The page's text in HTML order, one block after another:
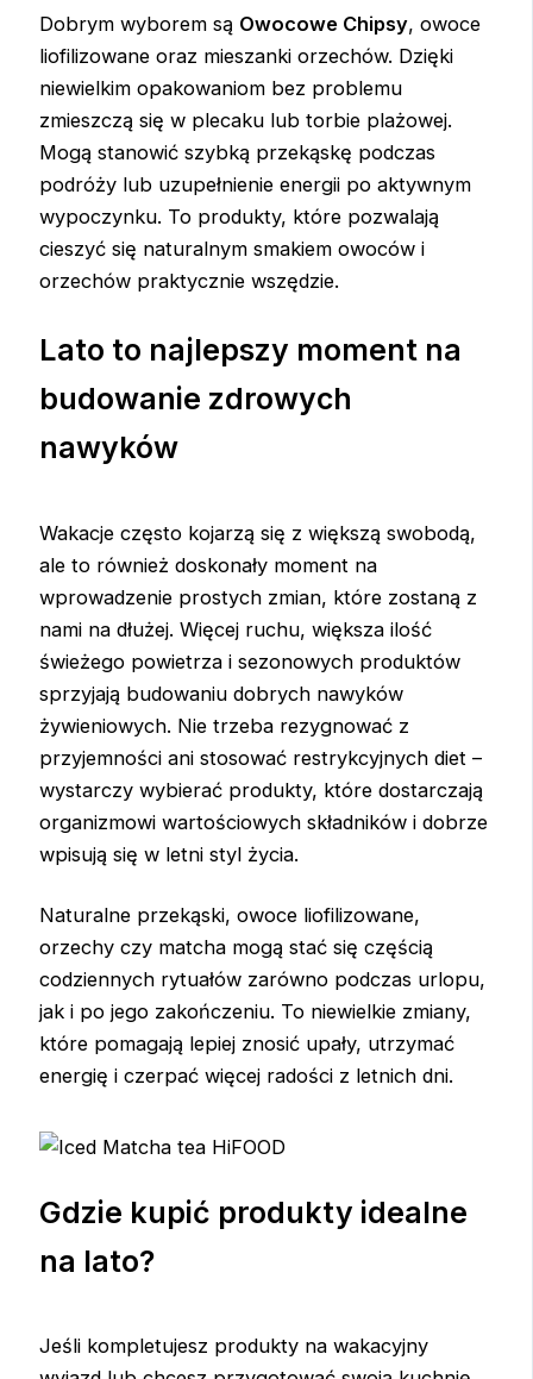
Dobrym wyborem są Owocowe Chipsy, owoce
liofilizowane oraz mieszanki orzechów. Dzięki
niewielkim opakowaniom bez problemu
zmieszczą się w plecaku lub torbie plażowej.
Mogą stanowić szybką przekąskę podczas
podróży lub uzupełnienie energii po aktywnym
wypoczynku. To produkty, które pozwalają
cieszyć się naturalnym smakiem owoców i
orzechów praktycznie wszędzie.
Lato to najlepszy moment na
budowanie zdrowych
nawyków
Wakacje często kojarzą się z większą swobodą,
ale to również doskonały moment na
wprowadzenie prostych zmian, które zostaną z
nami na dłużej. Więcej ruchu, większa ilość
świeżego powietrza i sezonowych produktów
sprzyjają budowaniu dobrych nawyków
żywieniowych. Nie trzeba rezygnować z
przyjemności ani stosować restrykcyjnych diet –
wystarczy wybierać produkty, które dostarczają
organizmowi wartościowych składników i dobrze
wpisują się w letni styl życia.
Naturalne przekąski, owoce liofilizowane,
orzechy czy matcha mogą stać się częścią
codziennych rytuałów zarówno podczas urlopu,
jak i po jego zakończeniu. To niewielkie zmiany,
które pomagają lepiej znosić upały, utrzymać
energię i czerpać więcej radości z letnich dni.
Gdzie kupić produkty idealne
na lato?
Jeśli kompletujesz produkty na wakacyjny